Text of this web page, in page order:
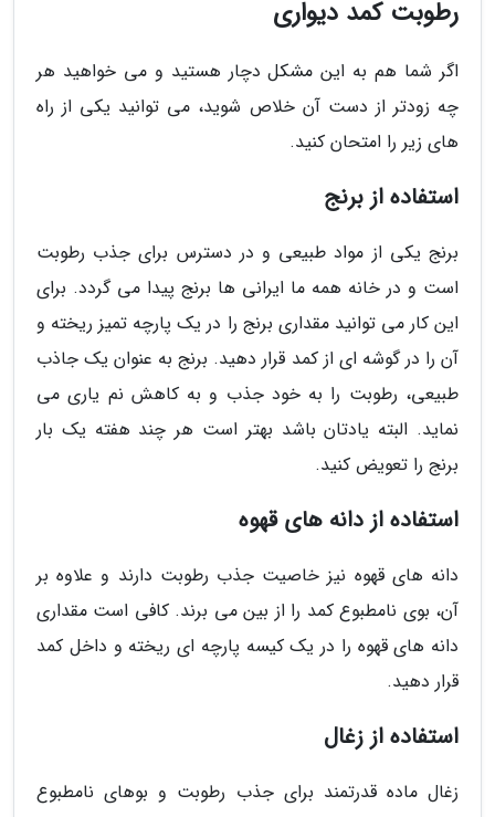
رطوبت کمد دیواری
اگر شما هم به این مشکل دچار هستید و می خواهید هر
چه زودتر از دست آن خلاص شوید، می توانید یکی از راه
های زیر را امتحان کنید.
استفاده از برنج
برنج یکی از مواد طبیعی و در دسترس برای جذب رطوبت
است و در خانه همه ما ایرانی ها برنج پیدا می گردد. برای
این کار می توانید مقداری برنج را در یک پارچه تمیز ریخته و
آن را در گوشه ای از کمد قرار دهید. برنج به عنوان یک جاذب
طبیعی، رطوبت را به خود جذب و به کاهش نم یاری می
نماید. البته یادتان باشد بهتر است هر چند هفته یک بار
برنج را تعویض کنید.
استفاده از دانه های قهوه
دانه های قهوه نیز خاصیت جذب رطوبت دارند و علاوه بر
آن، بوی نامطبوع کمد را از بین می برند. کافی است مقداری
دانه های قهوه را در یک کیسه پارچه ای ریخته و داخل کمد
قرار دهید.
استفاده از زغال
زغال ماده قدرتمند برای جذب رطوبت و بوهای نامطبوع